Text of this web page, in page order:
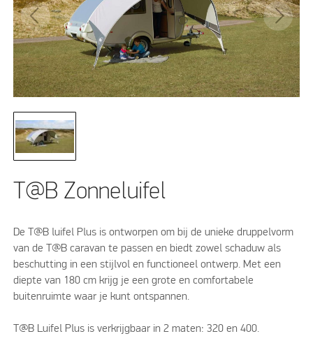
T@B Zonneluifel
De T@B luifel Plus is ontworpen om bij de unieke druppelvorm
van de T@B caravan te passen en biedt zowel schaduw als
beschutting in een stijlvol en functioneel ontwerp. Met een
diepte van 180 cm krijg je een grote en comfortabele
buitenruimte waar je kunt ontspannen.
T@B Luifel Plus is verkrijgbaar in 2 maten: 320 en 400.